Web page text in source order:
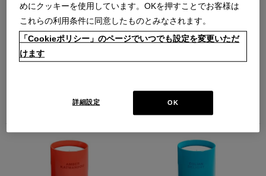
（BLOOMING DAWN（L））
￥33,000
在庫：在庫あり
めにクッキーを使用しています。OKを押すことでお客様は
これらの利用条件に同意したものとみなされます。
「Cookieポリシー」のページでいつでも設定を変更いただ
けます
OK
詳細設定